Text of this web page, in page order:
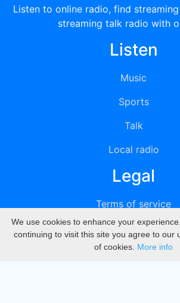
Listen to online radio, find
streaming talk radio with
Listen
Music
Sports
Talk
Local radio
Legal
Terms of service
Privacy
DMCA
We use cookies to enhance your
continuing to visit this site you agree to our
of cookies. More info